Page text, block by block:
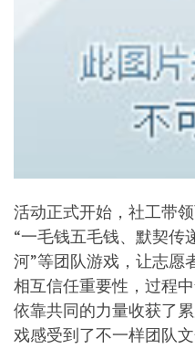
活动正式开始，社工带
“一毛钱五毛钱、默契传
河”等团队游戏，让志愿
相互信任重要性，过程
依靠共同的力量收获了
戏感受到了不一样团队文